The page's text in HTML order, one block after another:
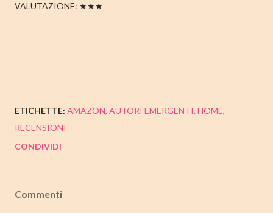
VALUTAZIONE: ★★★
ETICHETTE: AMAZON AUTORI EMERGENTI HOME
RECENSIONI
CONDIVIDI
Commenti